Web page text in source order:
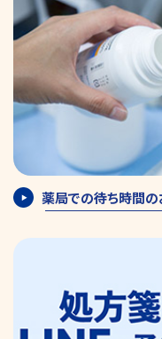
薬局での待ち時間